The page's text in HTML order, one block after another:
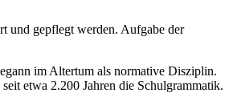
und gepflegt werden. Aufgabe der
im Altertum als normative Disziplin.
etwa 2.200 Jahren die Schulgrammatik.